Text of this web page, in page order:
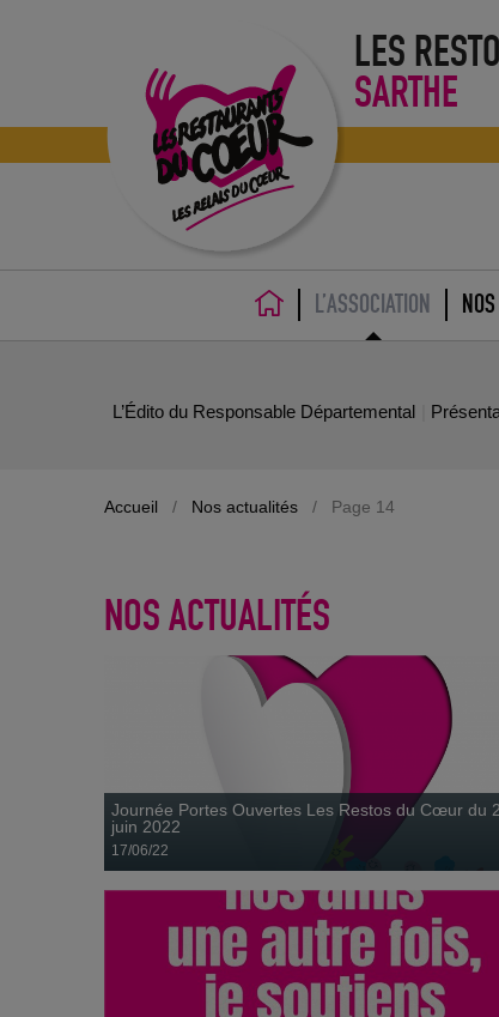
LES
SARTHE
ACCUEILL’ASSOCIATION
L’Édito du Responsable Départemental
Accueil / Nos actualités / Page 14
NOS ACTUALITÉS
Journée Portes Ouvertes Les Restos du Cœur du
juin 2022
17/06/22
17 juin
25 juin 2022
Collecte Nationale 2022 : On compte sur vous !
21 novembre
Une collecte « exceptionnelle »